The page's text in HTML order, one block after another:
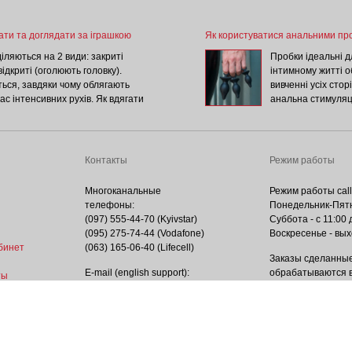
легкую текстуру! Ваниль пахнет приятно, я бы даже сказала,
ароматы!
HOT, 100 мл (нет в наличии)
сладкое, хватает на долго, удобная бутылочка, буду брать еще.
та доглядати за іграшкою
на 2 види: закриті
(оголюють головку).
завдяки чому облягають
інтенсивних рухів. Як вдягати
Як користуватися анальними
Пробки ідеальні
інтимному житті
вивченні усіх
анальна
оргазмічною
Контакты
Многоканальные
телефоны:
(097) 555-44-70 (Kyivstar)
(095) 275-74-44 (Vodafone)
(063) 165-06-40 (Lifecell)
E-mail (english support):
Режим работы
Режим работы
Понедельник-
Суббота - с 11:00
Воскресенье -
Заказы
обрабатываются